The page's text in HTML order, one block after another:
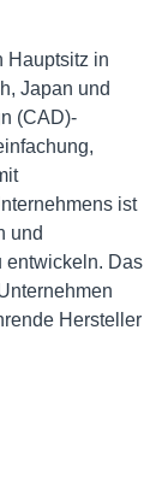
Hauptsitz in
Japan und
(CAD)-
ist
und
entwickeln. Das
Hersteller